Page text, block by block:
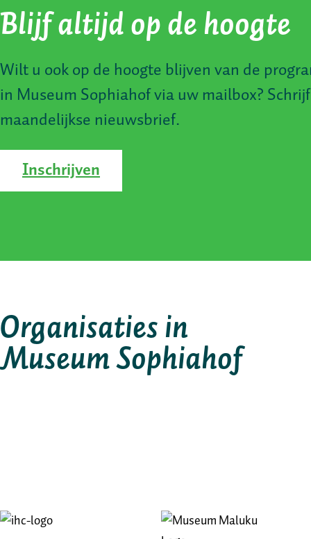
Blijf altijd op de hoogte
Wilt u ook op de hoogte blijven van de
in Museum Sophiahof via uw mailbox?
maandelijkse nieuwsbrief.
Inschrijven
Organisaties in
Museum Sophiahof
Afbeelding Afbeelding